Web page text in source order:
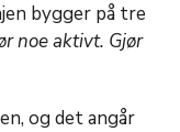
bygger på tre
noe aktivt. Gjør
og det angår